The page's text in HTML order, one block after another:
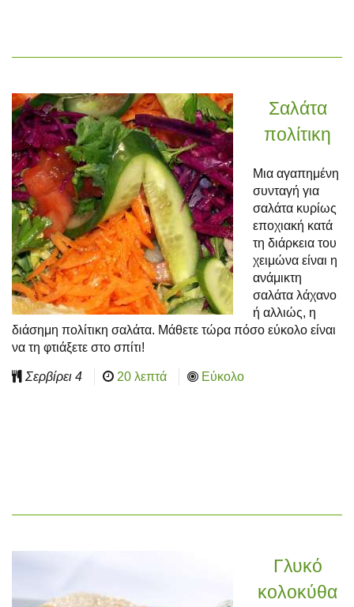
Σαλάτα
πολίτικη
Μια αγαπημένη
συνταγή για
σαλάτα κυρίως
εποχιακή κατά
τη διάρκεια του
χειμώνα είναι η
ανάμικτη
σαλάτα λάχανο
ή αλλιώς, η
διάσημη πολίτικη σαλάτα. Μάθετε τώρα πόσο εύκολο είναι
να τη φτιάξετε στο σπίτι!
Σερβίρει 4 20 λεπτά Εύκολο
Γλυκό
κολοκύθα